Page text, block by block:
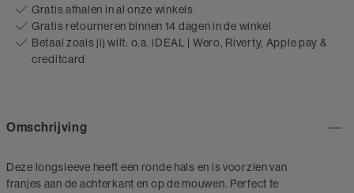
Gratis afhalen in al onze winkels
Gratis retourneren binnen 14 dagen in de winkel
Betaal zoals jij wilt: o.a. iDEAL | Wero, Riverty, Apple pay &
creditcard
Omschrijving
Deze longsleeve heeft een ronde hals en is voorzien van
franjes aan de achterkant en op de mouwen. Perfect te